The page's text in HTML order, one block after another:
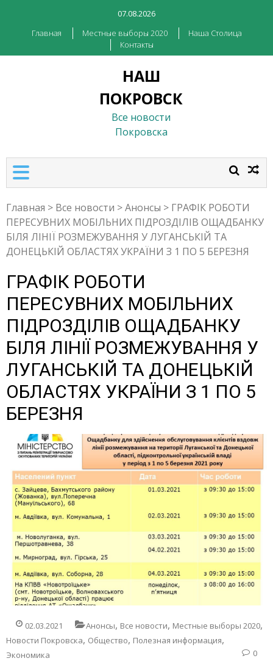
07.08.2026
Главная
Местные выборы 2020
Наша Столица
Контакты
НАШ
ПОКРОВСК
Все новости
Покровска
Главная > Все новости >Анонсы > ГРАФІК РОБОТИ
ПЕРЕСУВНИХ МОБІЛЬНИХ ПІДРОЗДІЛІВ ОЩАДБАНКУ
БІЛЯ ЛІНІЇ РОЗМЕЖУВАННЯ У ЛУГАНСЬКІЙ ТА
ДОНЕЦЬКІЙ ОБЛАСТЯХ УКРАЇНИ З 1 ПО 5 БЕРЕЗНЯ
ГРАФІК РОБОТИ
ПЕРЕСУВНИХ МОБІЛЬНИХ
ПІДРОЗДІЛІВ ОЩАДБАНКУ
БІЛЯ ЛІНІЇ РОЗМЕЖУВАННЯ У
ЛУГАНСЬКІЙ ТА ДОНЕЦЬКІЙ
ОБЛАСТЯХ УКРАЇНИ З 1 ПО 5
БЕРЕЗНЯ
02.03.2021 Анонсы, Все новости, Местные выборы 2020,
Новости Покровска, Общество, Полезная информация,
Экономика 0